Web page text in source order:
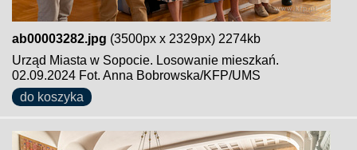
ab00003282.jpg (3500px x 2329px) 2274kb
Urząd Miasta w Sopocie. Losowanie mieszkań.
02.09.2024 Fot. Anna Bobrowska/KFP/UMS
do koszyka